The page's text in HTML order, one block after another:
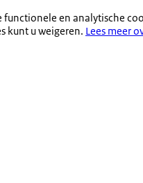
en analytische
kunt u weigeren. Lees meer